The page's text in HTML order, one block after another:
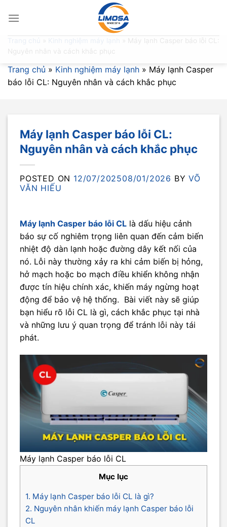
Máy lạnh Casper báo lỗi CL:
Nguyên nhân và cách khắc phục
Trang chủ » Kinh nghiệm máy lạnh » Máy lạnh Casper
báo lỗi CL: Nguyên nhân và cách khắc phục
Máy lạnh Casper báo lỗi CL:
Nguyên nhân và cách khắc phục
POSTED ON 12/07/202508/01/2026 BYVÕ
VĂN HIẾU
Máy lạnh Casper báo lỗi CL là dấu hiệu cảnh
báo sự cố nghiêm trọng liên quan đến cảm biến
nhiệt độ dàn lạnh hoặc đường dây kết nối của
nó. Lỗi này thường xảy ra khi cảm biến bị hỏng,
hở mạch hoặc bo mạch điều khiển không nhận
được tín hiệu chính xác, khiến máy ngừng hoạt
động để bảo vệ hệ thống. Bài viết này sẽ giúp
bạn hiểu rõ lỗi CL là gì, cách khắc phục tại nhà
và những lưu ý quan trọng để tránh lỗi này tái
phát.
Máy lạnh Casper báo lỗi CL
Mục lục
1. Máy lạnh Casper báo lỗi CL là gì?
2. Nguyên nhân khiến máy lạnh Casper báo lỗi
CL